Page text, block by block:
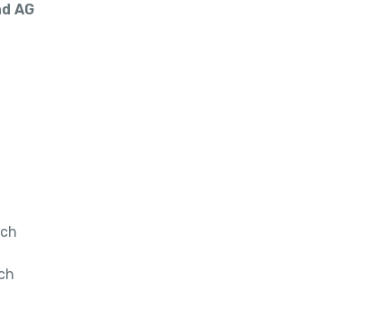
AG